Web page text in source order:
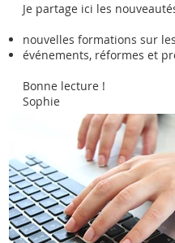
Je partage ici les
nouvelles formations sur
événements, réformes et
Bonne lecture !
Sophie